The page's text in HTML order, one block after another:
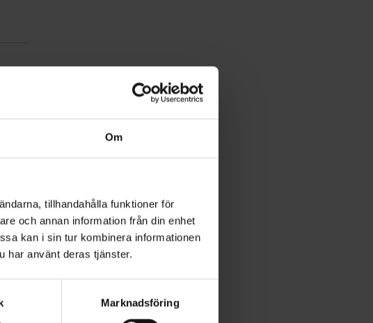
Om
tillhandahålla funktioner för
och annan information från din enhet
kan i sin tur kombinera informationen
har använt deras tjänster.
Marknadsföring